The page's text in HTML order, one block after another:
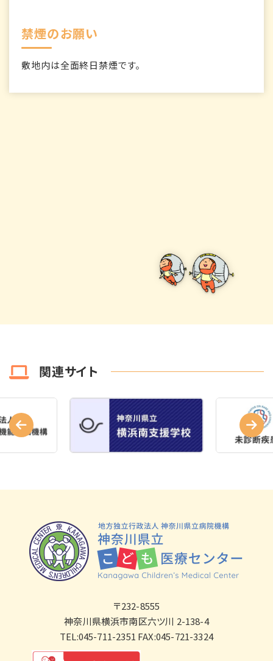
禁煙のお願い
敷地内は全面終日禁煙です。
関連サイト
〒232-8555
神奈川県横浜市南区六ツ川 2-138-4
TEL:045-711-2351 FAX:045-721-3324